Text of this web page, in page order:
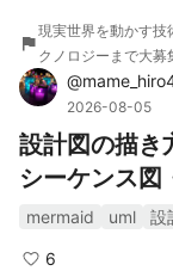
flag
現実世界を動かす技
クノロジーまで大募
@
2026-08-05
設計図の描き
シーケンス
mermaid uml 設
6